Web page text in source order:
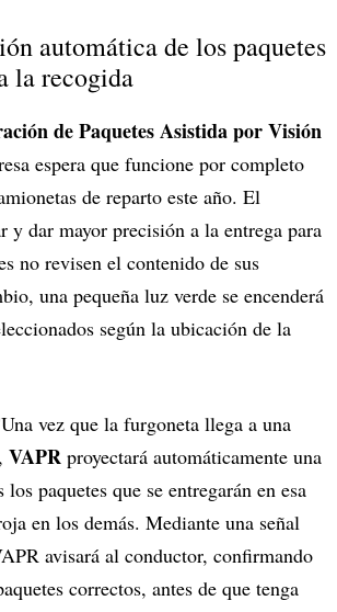
automática de los paquetes
la recogida
de Paquetes Asistida por Visión
espera que funcione por completo
de reparto este año. El
y dar mayor precisión a la entrega para
no revisen el contenido de sus
una pequeña luz verde se encenderá
según la ubicación de la
vez que la furgoneta llega a una
VAPR proyectará automáticamente una
los paquetes que se entregarán en esa
en los demás. Mediante una señal
avisará al conductor, confirmando
correctos, antes de que tenga